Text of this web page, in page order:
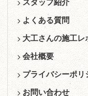
スタッフ紹介
よくある質問
大工さんの施工レ
会社概要
プライバシーポリ
お問い合わせ